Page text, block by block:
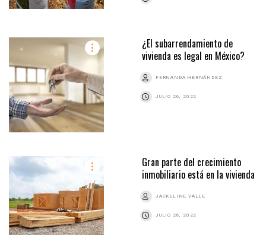
¿El subarrendamiento de
vivienda es legal en México?
FERNANDA HERNÁNDEZ
JULIO 26, 2022
Gran parte del crecimiento
inmobiliario está en la vivienda
JACKELINE VALLE
JULIO 26, 2022